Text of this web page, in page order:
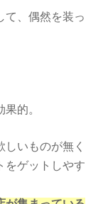
て、偶然を装っ
的。
いものが無く
をゲットしやす